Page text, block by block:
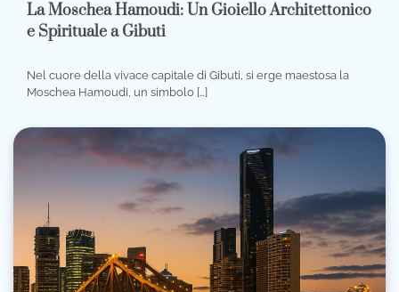
La Moschea Hamoudi: Un Gioiello Architettonico
e Spirituale a Gibuti
Nel cuore della vivace capitale di Gibuti, si erge maestosa la
Moschea Hamoudi, un simbolo […]